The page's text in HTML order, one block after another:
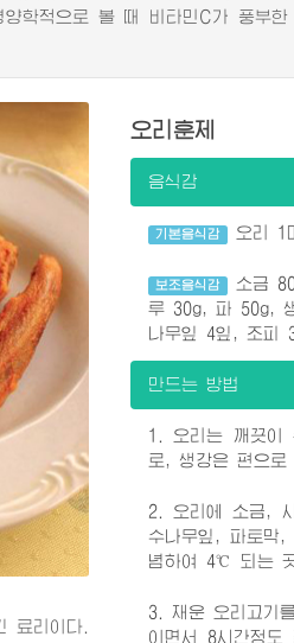
학적으로 볼 때 비타민C가 풍부
료리이다.
오리훈제
음식감
기본음식감 오리 1
보조음식감
소금
루 30g, 파 50g,
나무잎 4잎, 조피
만드는 방법
1. 오리는 깨끗이
로, 생강은 편으로
2. 오리에 소금,
수나무잎, 파토막
념하여 4℃ 되는
3. 재운 오리고기
이면서 8시간정도